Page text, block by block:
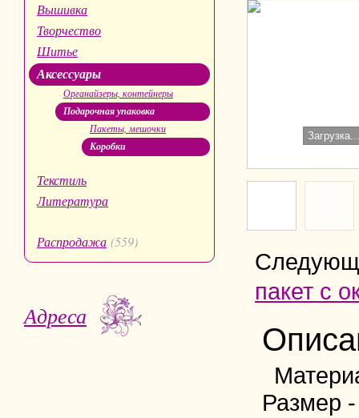
Вышивка
Творчество
Шитье
Аксессуары
Органайзеры, контейнеры
Подарочная упаковка
Пакеты, мешочки
Коробки
Текстиль
Литература
Распродажа (559)
Адреса
пакет с
Размер